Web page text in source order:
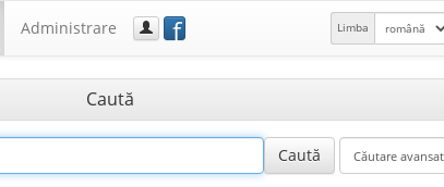
Administrare f Limba
Caută